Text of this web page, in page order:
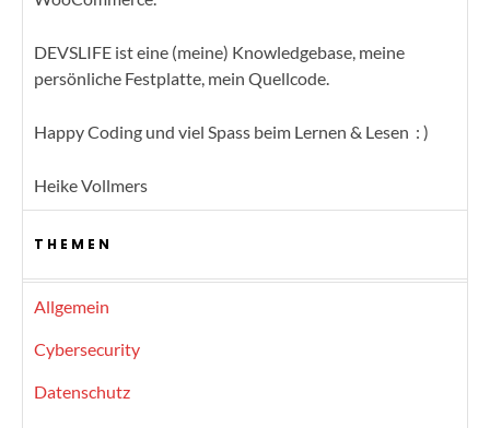
DEVSLIFE ist eine (meine) Knowledgebase, meine
persönliche Festplatte, mein Quellcode.
Happy Coding und viel Spass beim Lernen & Lesen : )
Heike Vollmers
THEMEN
Allgemein
Cybersecurity
Datenschutz